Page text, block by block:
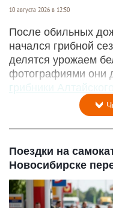
10 августа 2026 в 12:50
После обильных
начался грибной
делятся урожаем
фотографиями они
грибники Алтайского
Поездки на
Новосибирске